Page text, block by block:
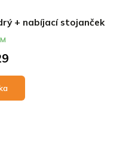
+ nabíjací stojanček